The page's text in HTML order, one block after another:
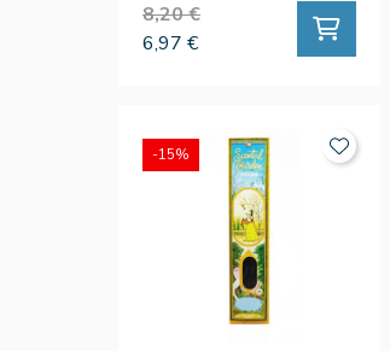
8,20 €
6,97 €
-15%